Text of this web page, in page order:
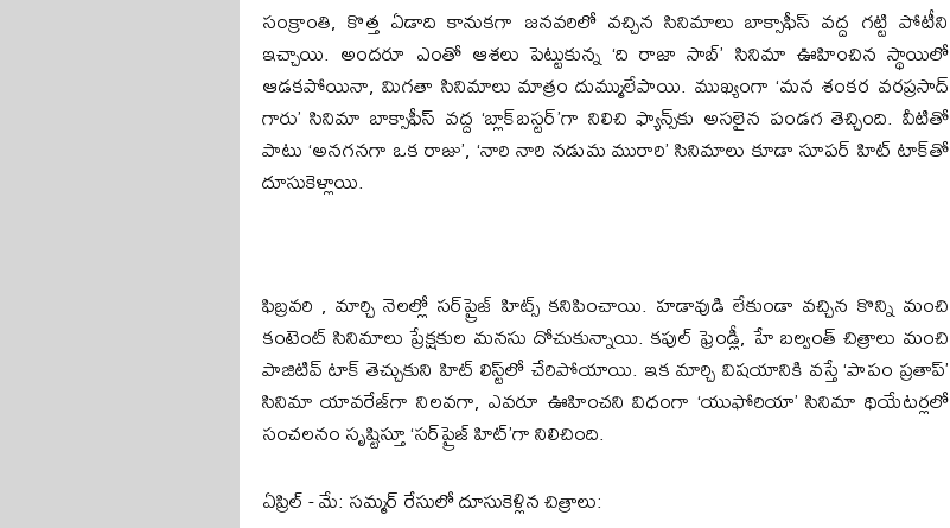
సంక్రాంతి, కొత్త ఏడాది కానుకగా జనవరిలో వచ్చిన సినిమాలు బాక్సాఫీస్ వద్ద గట్టి పోటీని
ఇచ్చాయి. అందరూ ఎంతో ఆశలు పెట్టుకున్న ‘ది రాజా సాబ్’ సినిమా ఊహించిన స్థాయిలో
ఆడకపోయినా, మిగతా సినిమాలు మాత్రం దుమ్ములేపాయి. ముఖ్యంగా ‘మన శంకర వరప్రసాద్
గారు’ సినిమా బాక్సాఫీస్ వద్ద ‘బ్లాక్‌బస్టర్’గా నిలిచి ఫ్యాన్స్‌కు అసలైన పండగ తెచ్చింది. వీటితో
పాటు ‘అనగనగా ఒక రాజు’, ‘నారి నారి నడుమ మురారి’ సినిమాలు కూడా సూపర్ హిట్ టాక్‌తో
దూసుకెళ్లాయి.
ఫిబ్రవరి , మార్చి నెలల్లో సర్‌ప్రైజ్ హిట్స్ కనిపించాయి. హడావుడి లేకుండా వచ్చిన కొన్ని మంచి
కంటెంట్ సినిమాలు ప్రేక్షకుల మనసు దోచుకున్నాయి. కపుల్ ఫ్రెండ్లీ, హే బల్వంత్ చిత్రాలు మంచి
పాజిటివ్ టాక్ తెచ్చుకుని హిట్ లిస్ట్‌లో చేరిపోయాయి. ఇక మార్చి విషయానికి వస్తే ‘పాపం ప్రతాప్’
సినిమా యావరేజ్‌గా నిలవగా, ఎవరూ ఊహించని విధంగా ‘యుఫోరియా’ సినిమా థియేటర్లలో
సంచలనం సృష్టిస్తూ ‘సర్‌ప్రైజ్ హిట్’గా నిలిచింది.
ఏప్రిల్ - మే: సమ్మర్ రేసులో దూసుకెళ్లిన చిత్రాలు: